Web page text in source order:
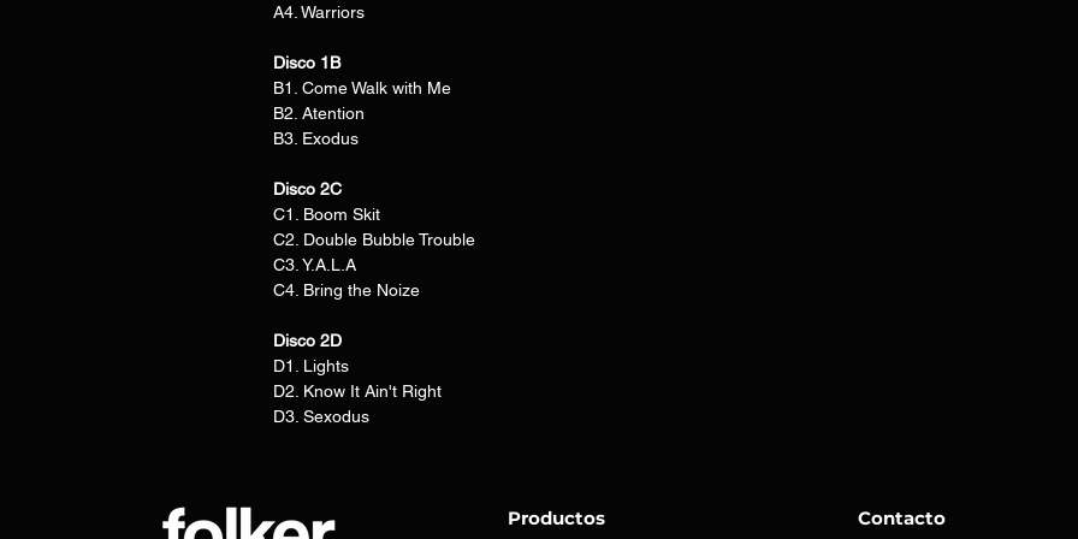
A4. Warriors
Disco 1B
B1. Come Walk with Me
B2. Atention
B3. Exodus
Disco 2C
C1. Boom Skit
C2. Double Bubble Trouble
C3. Y.A.L.A
C4. Bring the Noize
Disco 2D
D1. Lights
D2. Know It Ain't Right
D3. Sexodus
Productos Contacto